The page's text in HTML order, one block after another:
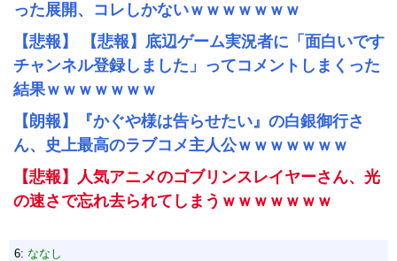
った展開、コレしかないｗｗｗｗｗｗｗ
【悲報】 【悲報】底辺ゲーム実況者に「面白いです
チャンネル登録しました」ってコメントしまくった
結果ｗｗｗｗｗｗｗ
【朗報】『かぐや様は告らせたい』の白銀御行さ
ん、史上最高のラブコメ主人公ｗｗｗｗｗｗｗ
【悲報】人気アニメのゴブリンスレイヤーさん、光
の速さで忘れ去られてしまうｗｗｗｗｗｗｗ
6: ななし